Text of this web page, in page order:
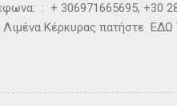
: + 306971665695, +30
Λιμένα Κέρκυρας πατήστε
👉Ακολουθήστε μας